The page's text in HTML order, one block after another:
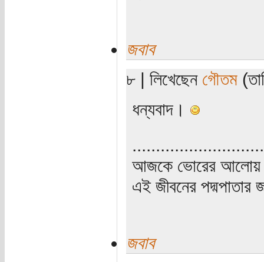
জবাব
৮ | লিখেছেন গৌতম
ধন্যবাদ।
আজকে ভোরের আলোয়
এই জীবনের পদ্মপাতার
জবাব